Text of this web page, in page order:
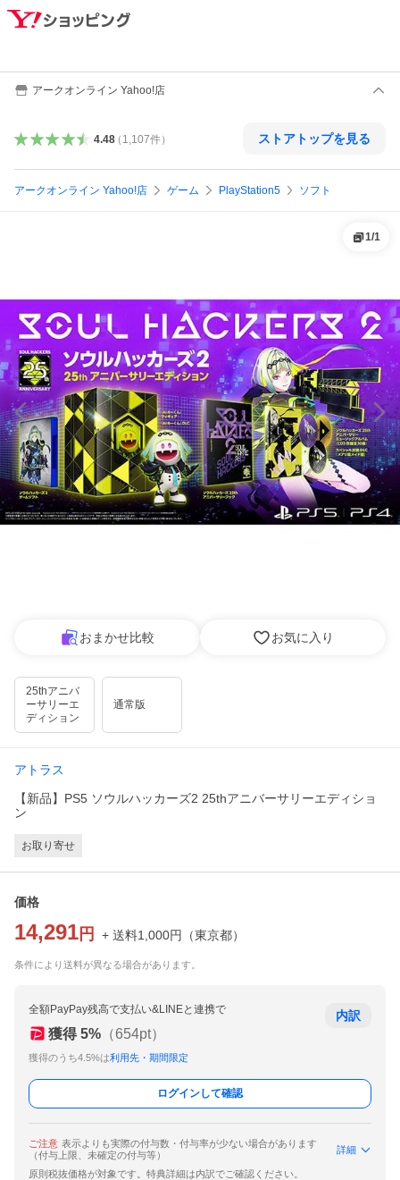
アークオンライン Yahoo!店
4.48（ 1,107件） ストアトップを見る
アークオンライン Yahoo!店 ゲーム PlayStation5 ソフト
1/1
おまかせ比較 お気に入り
25thアニバ
ーサリーエ
ディション
通常版
アトラス
【新品】PS5 ソウルハッカーズ2 25thアニバーサリーエディショ
ン
お取り寄せ
価格
14,291 円 + 送料1,000円 （東京都）
条件により送料が異なる場合があります。
全額PayPay残高で支払い&LINEと連携で
獲得 5% （654pt）
獲得のうち4.5%は利用先・期間限定
内訳
ログインして確認
ご注意 表示よりも実際の付与数・付与率が少ない場合があります
（付与上限、未確定の付与等）
詳細
原則税抜価格が対象です。特典詳細は内訳でご確認ください。